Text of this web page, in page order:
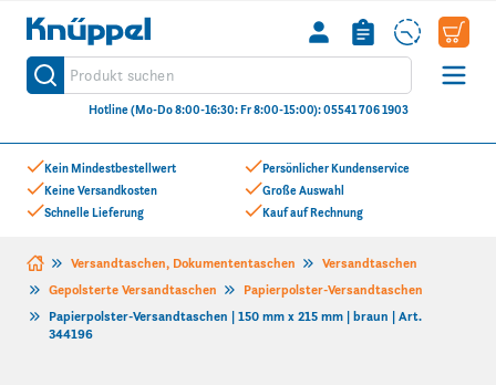
Kein Mindestbestellwert
Keine Versandkosten
Schnelle Lieferung
Persönlicher Kundenservice
Große Auswahl
Kauf auf Rechnung
Knüppel
Produkt suchen
Suche
Hotline (Mo-Do 8:00-16:30: Fr 8:00-15:00): 05541 706 1903
Zum Inhalt springen
Versandtaschen, Dokumententaschen
Versandtaschen
Gepolsterte Versandtaschen
Papierpolster-Versandtaschen
Papierpolster-Versandtaschen | 150 mm x 215 mm | braun | Art.
344196